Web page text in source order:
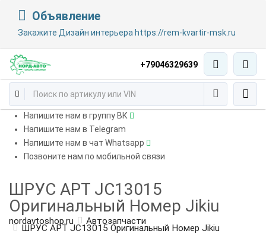
Объявление
Закажите Дизайн интерьера https://rem-kvartir-msk.ru
+79046329639
Напишите нам в группу ВК
Напишите нам в Telegram
Напишите нам в чат Whatsapp
Позвоните нам по мобильной связи
ШРУС АРТ JC13015
Оригинальный Номер Jikiu
nordavtoshop.ru Автозапчасти
ШРУС АРТ JC13015 Оригинальный Номер Jikiu